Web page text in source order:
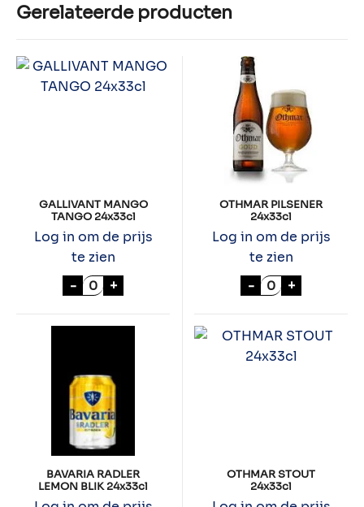
Gerelateerde producten
GALLIVANT MANGO
TANGO 24x33cl
Log in om de prijs
te zien
- GALLIVANT MANGO TANGO 24x33cl
+
OTHMAR PILSENER
24x33cl
Log in om de prijs
te zien
- OTHMAR
+
BAVARIA RADLER
LEMON BLIK 24x33cl
OTHMAR STOUT
24x33cl